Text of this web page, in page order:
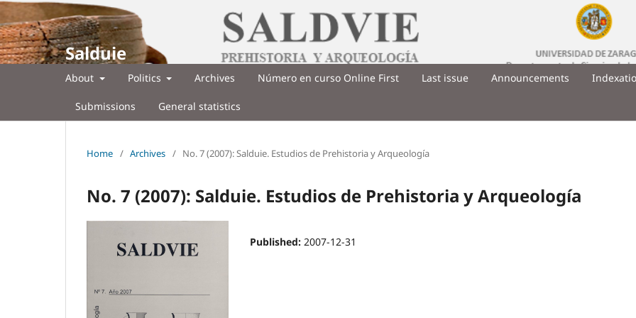
Salduie
About Politics Archives Número en curso Online First Last issue Announcements
Submissions General statistics
Home / Archives / No. 7 (2007): Salduie. Estudios de Prehistoria y Arqueología
No. 7 (2007): Salduie. Estudios de Prehistoria y Arqueología
Published: 2007-12-31